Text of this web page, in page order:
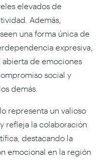
elevados de
Además,
una forma única de
expresiva,
de emociones
social y
demás.
representa un valioso
refleja la colaboración
destacando la
emocional en la región